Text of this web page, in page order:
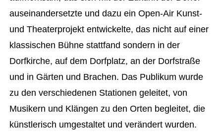
auseinandersetzte und dazu ein Open-Air Kunst-
und Theaterprojekt entwickelte, das nicht auf einer
klassischen Bühne stattfand sondern in der
Dorfkirche, auf dem Dorfplatz, an der Dorfstraße
und in Gärten und Brachen. Das Publikum wurde
zu den verschiedenen Stationen geleitet, von
Musikern und Klängen zu den Orten begleitet, die
künstlerisch umgestaltet und verändert wurden.